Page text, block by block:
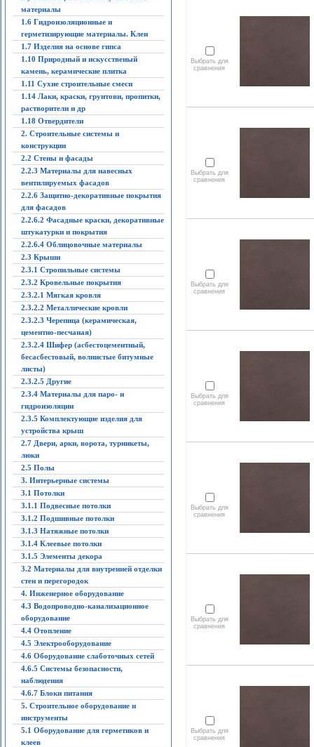
материалы
1.6 Гидроизоляционные и
герметизирующие материалы. Клеи
1.7 Изделия на основе гипса
1.10 Природный и искусственый
камень, керамические плитка
1.11 Сухие строительные смеси
1.14 Лаки, краски, грунтови, пропитки,
растворители и др
1.18 Отвердители
2. Строительные системы и
конструкции
2.2 Стены и фасады
2.2.3 Материалы для навесных
вентилируемых фасадов
2.2.6 Защитно-декоративные покрытия
для фасадов
2.2.6.2 Фасадные краски, декоративные
штукатурки и покрытия
2.2.6.4 Облицовочные материалы
2.3 Крыши
2.3.1 Стропильные системы
2.3.2 Кровельные покрытия
2.3.2.1 Мягкая кровля
2.3.2.2 Металлические кровли
2.3.2.3 Черепица (керамическая,
цементно-песчаная)
2.3.2.4 Шифер (асбестоцементный,
бесасбестовый, волнистые битумные
листы)
2.3.2.5 Другие
2.3.4 Материалы для паро- и
гидроизоляции
2.3.5 Комплектующие изделия для
устройства крыш
2.7 Двери, арки, ворота, турникеты,
люки
2.5 Полы
3. Интерьерные системы
3.1 Потолки
3.1.1 Подвесные потолки
3.1.2 Подшивные потолки
3.1.3 Натяжные потолки
3.1.4 Клеевые потолки
3.1.5 Элементы декора
3.2 Материалы для внутренней отделки
стен и перегородок
4. Инженерное оборудование
4.3 Водопроводно-канализационное
оборудование
4.4 Отопление
4.5 Электрооборудование
4.6 Оборудование слаботочных сетей
4.6.5 Системы безопасности,
наблюдения
4.6.7 Блоки питания
5. Строительное оборудование и
инструменты
5.1 Оборудование для герметиков и
клеев
Выбрать для
сравнения
Выбрать для
сравнения
Выбрать для
сравнения
Выбрать для
сравнения
Выбрать для
сравнения
Выбрать для
сравнения
Выбрать для
сравнения